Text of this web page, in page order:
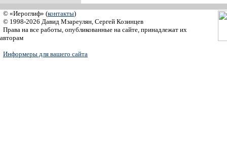
© «Иероглиф» (контакты)
© 1998-2026 Давид Мзареулян, Сергей Козинцев
Права на все работы, опубликованные на сайте, принадлежат их
авторам
Информеры для вашего сайта